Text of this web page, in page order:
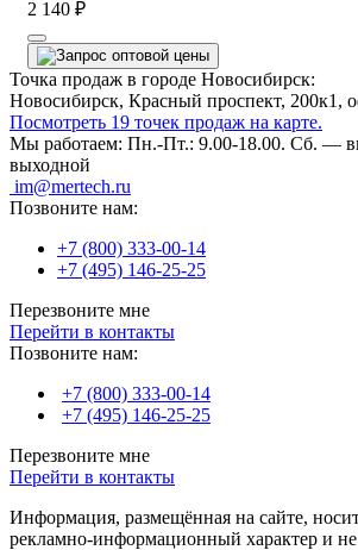
2 140 ₽
Точка продаж в городе Новосибирск:
Новосибирск, Красный проспект, 200к1,
Посмотреть 19 точек продаж на карте.
Мы работаем: Пн.-Пт.: 9.00-18.00. Сб. —
выходной
im@mertech.ru
Позвоните нам:
+7 (800) 333-00-14
+7 (495) 146-25-25
Перезвоните мне
Перейти в контакты
Позвоните нам:
+7 (800) 333-00-14
+7 (495) 146-25-25
Перезвоните мне
Перейти в контакты
Информация, размещённая на сайте,
рекламно-информационный характер и не